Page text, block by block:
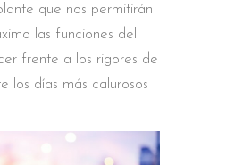
que nos permitirán
las funciones del
frente a los rigores de
los días más calurosos